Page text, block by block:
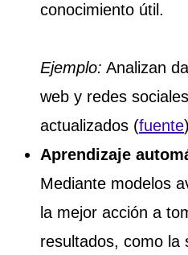
conocimiento útil.
Ejemplo: Analizan
web y redes
actualizados (fuente
Aprendizaje
Mediante modelos
la mejor acción a
resultados, como la